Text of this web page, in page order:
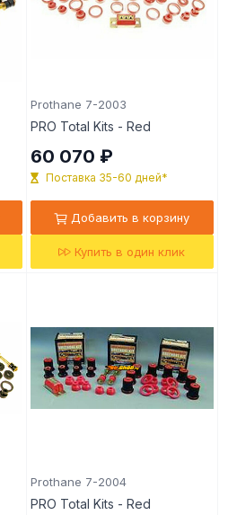
Prothane 7-2003
PRO Total Kits - Red
60 070 ₽
Поставка 35-60 дней*
Добавить в корзину
Купить в один клик
Prothane 7-2004
PRO Total Kits - Red